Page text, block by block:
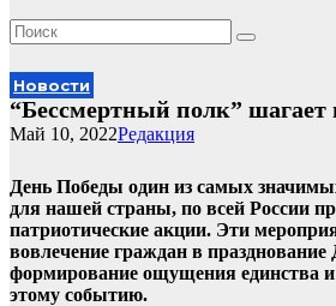
Новости
“Бессмертный полк” шагает
Редакция
Май 10, 2022
День Победы один из самых
для нашей страны, по всей России
патриотические акции. Эти
вовлечение граждан в
формирование ощущения единства и
этому событию.